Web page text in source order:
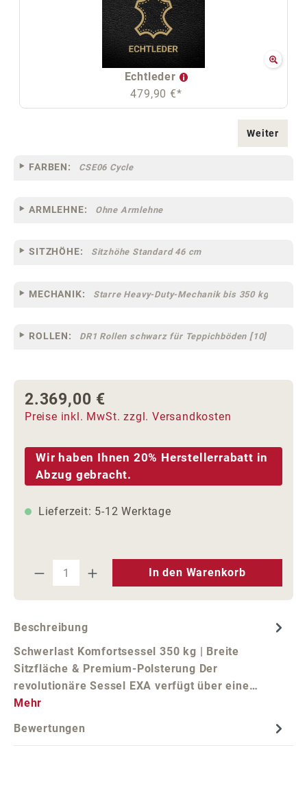
Echtleder
479,90 €*
Weiter
FARBEN: CSE06 Cycle
ARMLEHNE: Ohne Armlehne
SITZHÖHE: Sitzhöhe Standard 46 cm
MECHANIK: Starre Heavy-Duty-Mechanik bis 350 kg
ROLLEN: DR1 Rollen schwarz für Teppichböden [10]
Regulärer Preis:
2.369,00 €
Preise inkl. MwSt. zzgl. Versandkosten
Wir haben Ihnen 20% Herstellerrabatt in
Abzug gebracht.
Lieferzeit: 5-12 Werktage
Produkt Anzahl: Gib den
In den Warenkorb
Beschreibung
Schwerlast Komfortsessel 350 kg | Breite
Sitzfläche & Premium-Polsterung Der
revolutionäre Sessel EXA verfügt über eine…
Mehr
Bewertungen